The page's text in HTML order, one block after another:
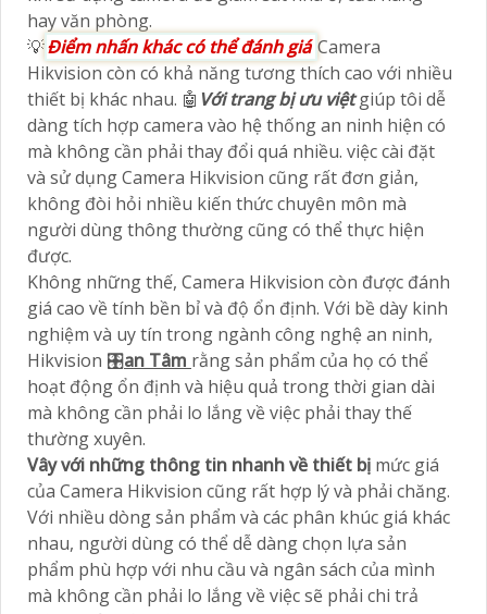
hay văn phòng.
💡Điểm nhấn khác có thể đánh giáCamera
Hikvision còn có khả năng tương thích cao với nhiều
thiết bị khác nhau. 🤖️ Với trang bị ưu việtgiúp tôi dễ
dàng tích hợp camera vào hệ thống an ninh hiện có
mà không cần phải thay đổi quá nhiều. việc cài đặt
và sử dụng Camera Hikvision cũng rất đơn giản,
không đòi hỏi nhiều kiến thức chuyên môn mà
người dùng thông thường cũng có thể thực hiện
được.
Không những thế, Camera Hikvision còn được đánh
giá cao về tính bền bỉ và độ ổn định. Với bề dày kinh
nghiệm và uy tín trong ngành công nghệ an ninh,
Hikvision 🎛an Tâm rằng sản phẩm của họ có thể
hoạt động ổn định và hiệu quả trong thời gian dài
mà không cần phải lo lắng về việc phải thay thế
thường xuyên.
Vây với những thông tin nhanh về thiết bị mức giá
của Camera Hikvision cũng rất hợp lý và phải chăng.
Với nhiều dòng sản phẩm và các phân khúc giá khác
nhau, người dùng có thể dễ dàng chọn lựa sản
phẩm phù hợp với nhu cầu và ngân sách của mình
mà không cần phải lo lắng về việc sẽ phải chi trả